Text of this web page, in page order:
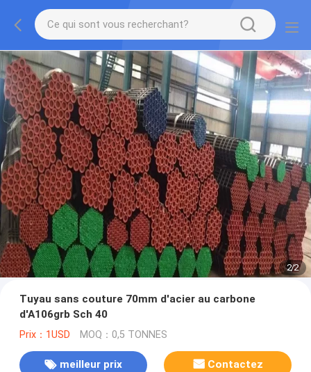
2/2
Tuyau sans couture 70mm d'acier au carbone
d'A106grb Sch 40
Prix：1USD MOQ：0,5 TONNES
meilleur prix Contactez